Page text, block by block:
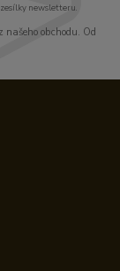
newsletteru.
obchodu. Od